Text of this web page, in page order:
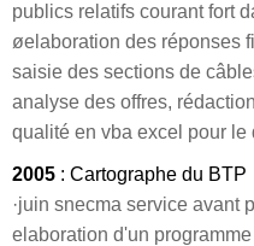
publics relatifs courant fort
øelaboration des réponses
saisie des sections de
analyse des offres,
qualité en vba excel pour le
2005 : Cartographe du BTP
·juin snecma service avant
elaboration d'un